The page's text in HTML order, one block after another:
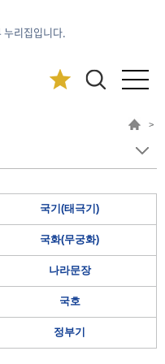
누리집입니다.
>
국기(태극기)
국화(무궁화)
나라문장
국호
정부기